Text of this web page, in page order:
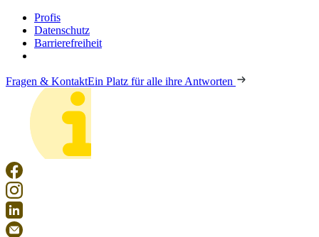
Profis
Datenschutz
Barrierefreiheit
Fragen & KontaktEin Platz für alle ihre Antworten